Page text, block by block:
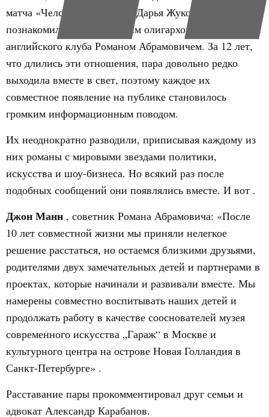
матча «Челси» в Барселоне Дарья Жукова
познакомилась с российским олигархом и владельцем
английского клуба Романом Абрамовичем. За 12 лет,
что длились эти отношения, пара довольно редко
выходила вместе в свет, поэтому каждое их
совместное появление на публике становилось
громким информационным поводом.
Их неоднократно разводили, приписывая каждому из
них романы с мировыми звездами политики,
искусства и шоу-бизнеса. Но всякий раз после
подобных сообщений они появлялись вместе. И вот .
Джон Манн , советник Романа Абрамовича: «После
10 лет совместной жизни мы приняли нелегкое
решение расстаться, но остаемся близкими друзьями,
родителями двух замечательных детей и партнерами в
проектах, которые начинали и развивали вместе. Мы
намерены совместно воспитывать наших детей и
продолжать работу в качестве сооснователей музея
современного искусства „Гараж“ в Москве и
культурного центра на острове Новая Голландия в
Санкт-Петербурге» .
Расставание пары прокомментировал друг семьи и
адвокат Александр Карабанов.